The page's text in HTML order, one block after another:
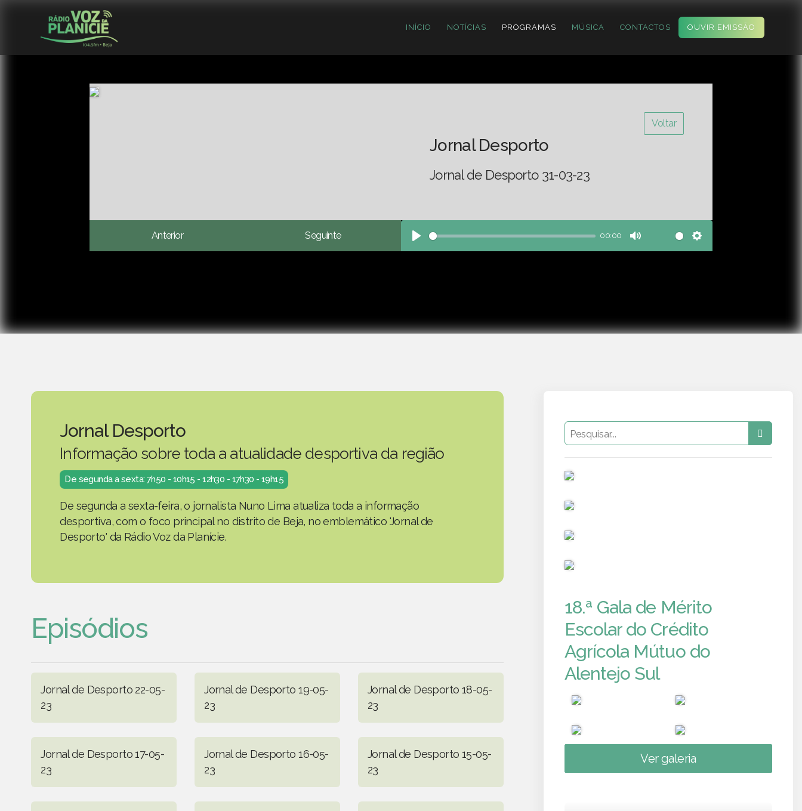
INÍCIO NOTÍCIAS PROGRAMAS MÚSICA CONTACTOS OUVIR EMISSÃO
Voltar
Jornal Desporto
Jornal de Desporto 31-03-23
Anterior Seguinte
Play
00:00
Mute Settings
Jornal Desporto
Informação sobre toda a atualidade desportiva da região
De segunda a sexta: 7h50 - 10h15 - 12h30 - 17h30 - 19h15
De segunda a sexta-feira, o jornalista Nuno Lima atualiza toda a informação
desportiva, com o foco principal no distrito de Beja, no emblemático 'Jornal de
Desporto' da Rádio Voz da Planície.
Episódios
Jornal de Desporto 22-05-
23
Jornal de Desporto 19-05-
23
Jornal de Desporto 18-05-
23
Jornal de Desporto 17-05-
23
Jornal de Desporto 16-05-
23
Jornal de Desporto 15-05-
23
18.ª Gala de Mérito
Escolar do Crédito
Agrícola Mútuo do
Alentejo Sul
Ver galeria